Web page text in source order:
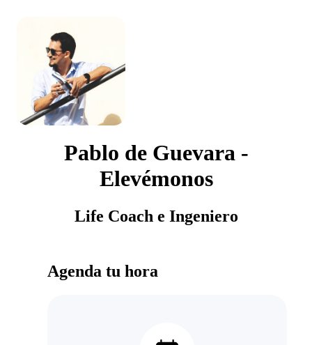
Pablo de Guevara -
Elevémonos
Life Coach e Ingeniero
Agenda tu hora